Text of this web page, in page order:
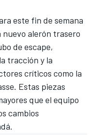
este fin de semana
alerón trasero
de escape,
tracción y la
críticos como la
Estas piezas
que el equipo
cambios